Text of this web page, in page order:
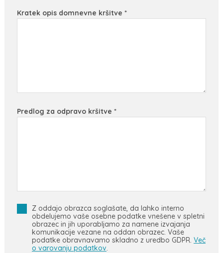
Kratek opis domnevne kršitve *
Predlog za odpravo kršitve *
Z oddajo obrazca soglašate, da lahko interno
obdelujemo vaše osebne podatke vnešene v spletni
obrazec in jih uporabljamo za namene izvajanja
komunikacije vezane na oddan obrazec. Vaše
podatke obravnavamo skladno z uredbo GDPR. Več
o varovanju podatkov